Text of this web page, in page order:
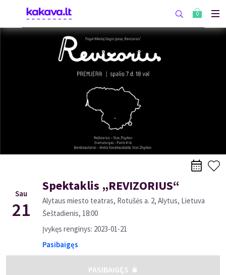
0
Sau
21
Spektaklis „REVIZORIUS“
Alytaus miesto teatras, Rotušės a. 2, Alytus, Lietuva
Šeštadienis, 18:00
Įvykęs renginys: 2023-01-21
Pasibaigęs
PASIBAIGĘS